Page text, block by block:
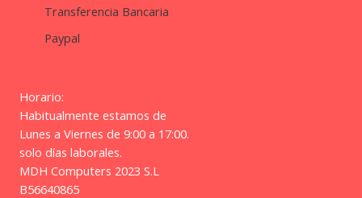
Transferencia Bancaria
Paypal
Horario:
Habitualmente estamos de
Lunes a Viernes de 9:00 a 17:00.
solo días laborales.
MDH Computers 2023 S.L
B56640865